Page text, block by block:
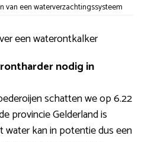
van een waterverzachtingssysteem
een waterontkalker
nodig in
schatten we op 6.22
provincie Gelderland is
water kan in potentie dus een